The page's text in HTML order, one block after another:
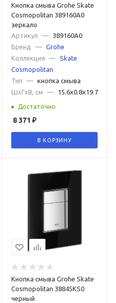
Кнопка смыва Grohe Skate
Cosmopolitan 389160A0
зеркало
Артикул
—
389160A0
Бренд
—
Grohe
Коллекция
—
Skate
Cosmopolitan
Тип
—
кнопка смыва
ШxГxВ, см
— 15.6x0.8x19.7
Достаточно
8 371 ₽
В КОРЗИНУ
Кнопка смыва Grohe Skate
Cosmopolitan 38845KS0
черный